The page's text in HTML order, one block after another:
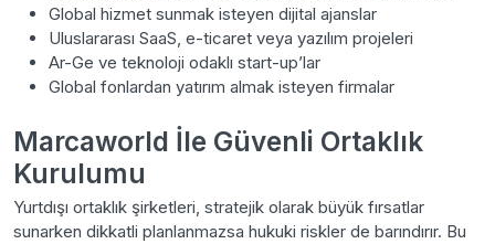
Global hizmet sunmak isteyen dijital ajanslar
Uluslararası SaaS, e-ticaret veya yazılım projeleri
Ar-Ge ve teknoloji odaklı start-up’lar
Global fonlardan yatırım almak isteyen firmalar
Marcaworld İle Güvenli Ortaklık
Kurulumu
Yurtdışı ortaklık şirketleri, stratejik olarak büyük fırsatlar
sunarken dikkatli planlanmazsa hukuki riskler de barındırır. Bu